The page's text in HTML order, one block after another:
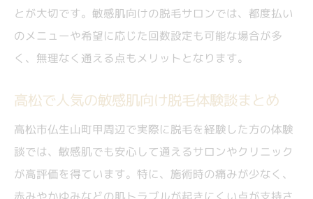
とが大切です。敏感肌向けの脱毛サロンでは、都度払い
のメニューや希望に応じた回数設定も可能な場合が多
く、無理なく通える点もメリットとなります。
高松で人気の敏感肌向け脱毛体験談まとめ
高松市仏生山町甲周辺で実際に脱毛を経験した方の体験
談では、敏感肌でも安心して通えるサロンやクリニック
が高評価を得ています。特に、施術時の痛みが少なく、